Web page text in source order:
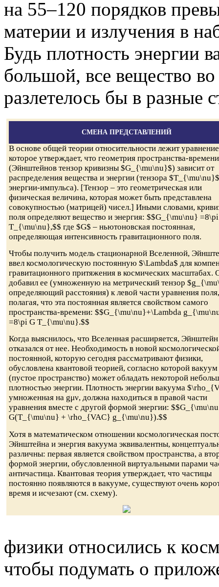
на 55–120 порядков
материи и излучения в
Будь плотность энергии
большой, все вещество
разлетелось бы в разные
СМЕНА ПРЕДСТАВЛЕНИЙ
В основе общей теории относительности лежит
которое утверждает, что геометрия пространства-времени
(Эйнштейнов тензор кривизны $G_{\mu\nu}$) зависит от
распределения вещества и энергии (тензора $T_{\mu\nu}$
энергии-импульса). [Тензор – это геометрическая или
физическая величина, которая может быть представлена
совокупностью (матрицей) чисел.] Иными словами,
поля определяют вещество и энергия: $$G_{\mu\nu}
T_{\mu\nu},$$ где $G$ – ньютоновская постоянная,
определяющая интенсивность гравитационного поля.
Чтобы получить модель стационарной Вселенной,
ввел космологическую постоянную $\Lambda$ для
гравитационного притяжения в космических масштабах.
добавил ее (умноженную на метрический тензор
определяющий расстояния) к левой части уравнения поля,
полагая, что эта постоянная является свойством самого
пространства-времени: $$G_{\mu\nu}+\Lambda
=8\pi G T_{\mu\nu}.$$
Когда выяснилось, что Вселенная расширяется, Эйнштейн
отказался от нее. Необходимость в новой
постоянной, которую сегодня рассматривают физики,
обусловлена квантовой теорией, согласно которой вакуум
(пустое пространство) может обладать некоторой
плотностью энергии. Плотность энергии вакуума
умноженная на gμν, должна находиться в правой части
уравнения вместе с другой формой энергии:
G(T_{\mu\nu} + \rho_{VAC} g_{\mu\nu}).$$
Хотя в математическом отношении космологическая
Эйнштейна и энергия вакуума эквивалентны,
различны: первая является свойством пространства, а
формой энергии, обусловленной виртуальными парами
античастица. Квантовая теория утверждает, что частицы
постоянно появляются в вакууме, существуют очень
время и исчезают (см. схему).
физики относились к
чтобы подумать о